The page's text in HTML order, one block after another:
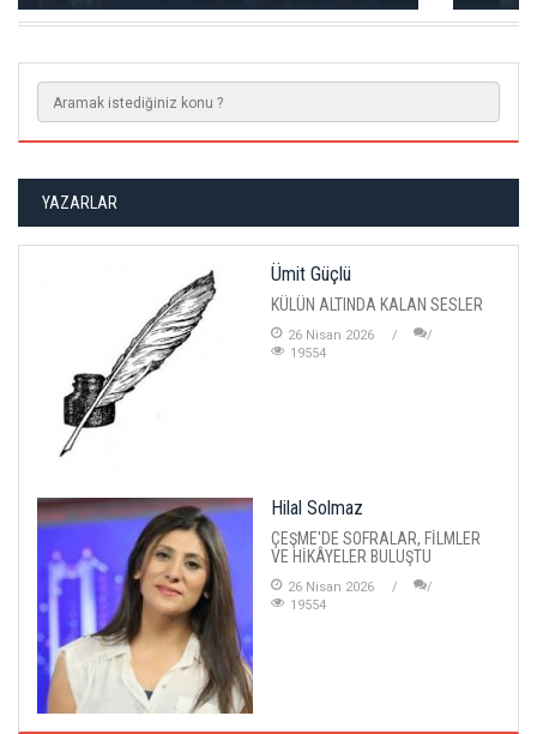
YAZARLAR
Ümit Güçlü
KÜLÜN ALTINDA KALAN SESLER
26 Nisan 2026
19554
Hilal Solmaz
ÇEŞME'DE SOFRALAR, FİLMLER
VE HİKÂYELER BULUŞTU
26 Nisan 2026
19554